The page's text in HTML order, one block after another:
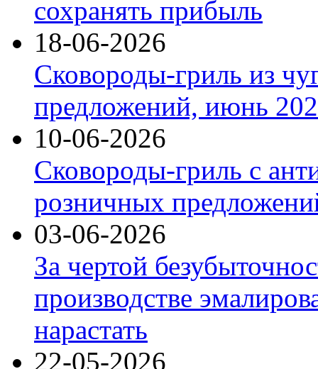
сохранять прибыль
18-06-2026
Сковороды-гриль из
предложений, июнь
10-06-2026
Сковороды-гриль с
розничных
03-06-2026
За чертой
производстве
нарастать
22-05-2026